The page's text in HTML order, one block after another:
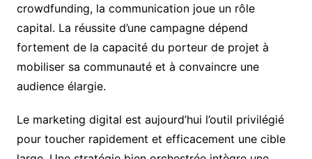
crowdfunding, la communication joue un rôle
capital. La réussite d’une campagne dépend
fortement de la capacité du porteur de projet à
mobiliser sa communauté et à convaincre une
audience élargie.
Le marketing digital est aujourd’hui l’outil privilégié
pour toucher rapidement et efficacement une cible